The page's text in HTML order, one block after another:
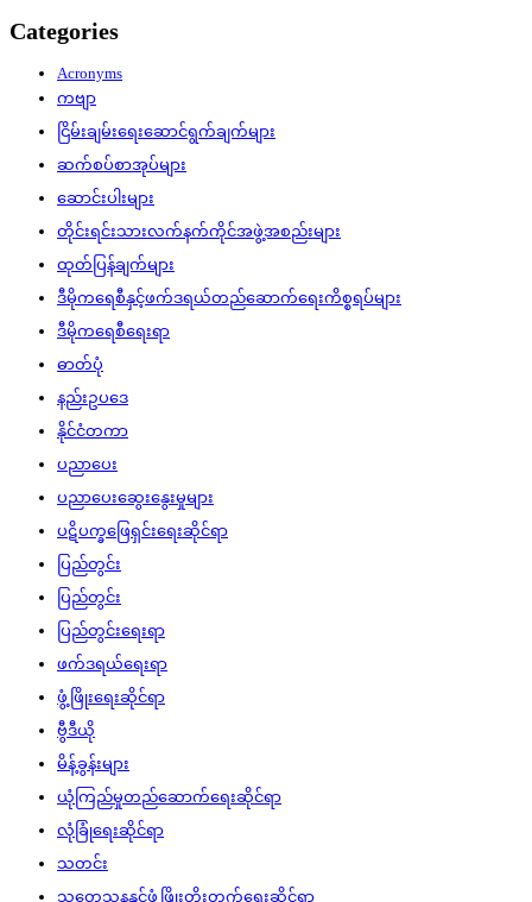
Categories
Acronyms
ကဗျာ
ငြိမ်းချမ်းရေးဆောင်ရွက်ချက်များ
ဆက်စပ်စာအုပ်များ
ဆောင်းပါးများ
တိုင်းရင်းသားလက်နက်ကိုင်အဖွဲ့အစည်းများ
ထုတ်ပြန်ချက်များ
ဒီမိုကရေစီနှင့်ဖက်ဒရယ်တည်ဆောက်‌ရေးကိစ္စရပ်များ
ဒီမိုကရေစီရေးရာ
ဓာတ်ပုံ
နည်းဥပဒေ
နိုင်ငံတကာ
ပညာပေး
ပညာပေးဆွေးနွေးမှုများ
ပဋိပက္ခဖြေရှင်းရေးဆိုင်ရာ
ပြည်တွင်း
ပြည်တွင်း
ပြည်တွင်းရေးရာ
ဖက်ဒရယ်ရေးရာ
ဖွံ့ဖြိုးရေးဆိုင်ရာ
ဗွီဒီယို
မိန့်ခွန်းများ
ယုံကြည်မှုတည်ဆောက်ရေးဆိုင်ရာ
လုံခြုံရေးဆိုင်ရာ
သတင်း
သုတေသနနှင့်ဖွံ့ဖြိုးတိုးတက်ရေးဆိုင်ရာ